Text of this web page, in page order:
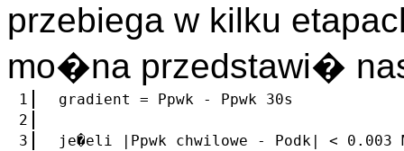
przebiega w kilku
mo�na przedstawi�
1
gradient = Ppwk - Ppwk 30s
2
3
je�eli |Ppwk chwilowe - Podk| < 0.003